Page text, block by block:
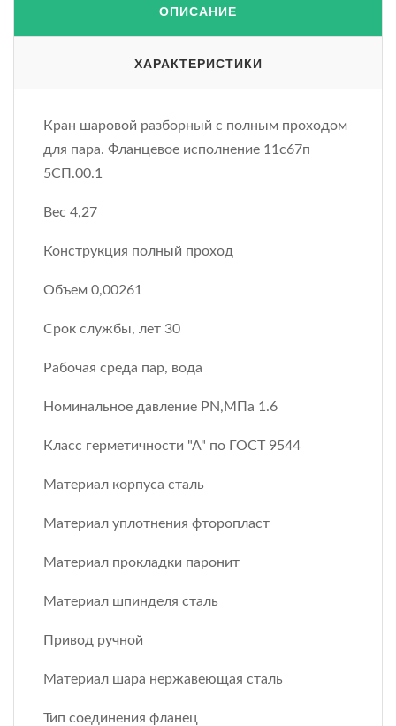
ОПИСАНИЕ
ХАРАКТЕРИСТИКИ
Кран шаровой разборный с полным проходом
для пара. Фланцевое исполнение 11с67п
5СП.00.1
Вес 4,27
Конструкция полный проход
Объем 0,00261
Срок службы, лет 30
Рабочая среда пар, вода
Номинальное давление PN,МПа 1.6
Класс герметичности "А" по ГОСТ 9544
Материал корпуса сталь
Материал уплотнения фторопласт
Материал прокладки паронит
Материал шпинделя сталь
Привод ручной
Материал шара нержавеющая сталь
Тип соединения фланец